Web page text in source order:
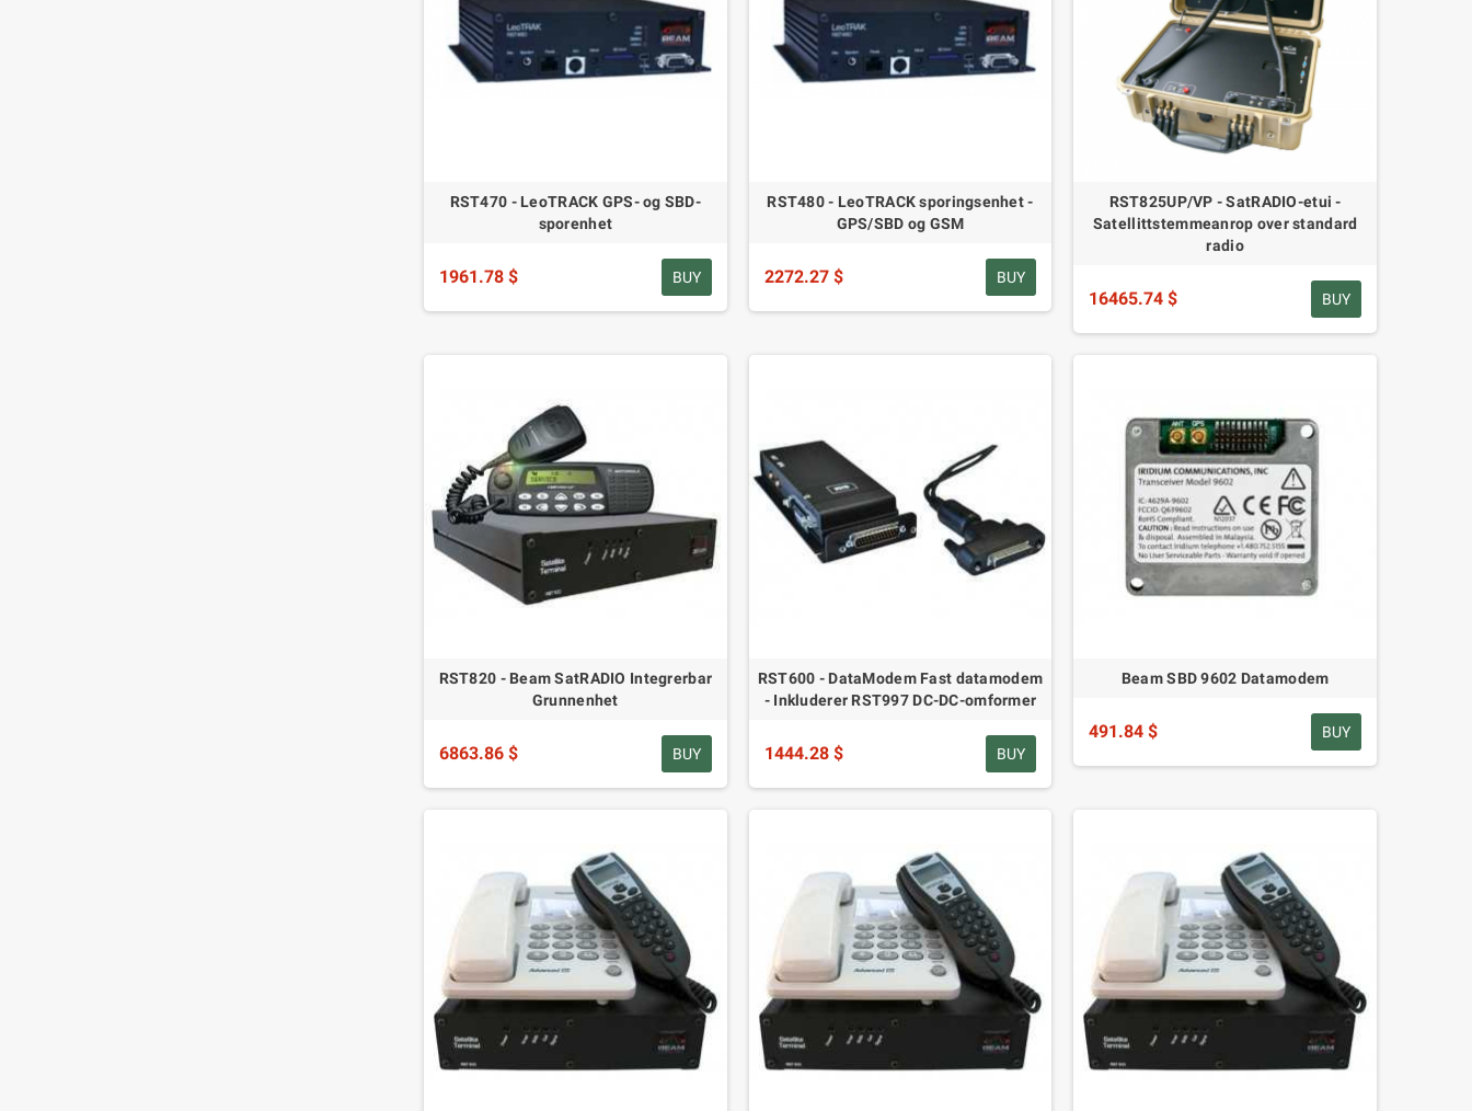
RST470 - LeoTRACK GPS- og SBD-
sporenhet
1961.78 $ BUY
RST480 - LeoTRACK sporingsenhet -
GPS/SBD og GSM
2272.27 $ BUY
RST825UP/VP - SatRADIO-etui -
Satellittstemmeanrop over standard
radio
16465.74 $ BUY
RST820 - Beam SatRADIO Integrerbar
Grunnenhet
6863.86 $ BUY
RST600 - DataModem Fast datamodem
- Inkluderer RST997 DC-DC-omformer
1444.28 $ BUY
Beam SBD 9602 Datamodem
491.84 $ BUY